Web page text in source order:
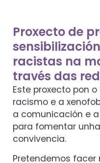
Proxecto de
racistas na
través das
Este proxecto pon
racismo e a
a comunicación e
para fomentar
convivencia.
Pretendemos facer